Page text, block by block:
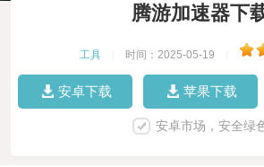
腾游加速器下
工具 时间：2025-05-19
安卓下载 苹果下载
安卓市场，安全绿